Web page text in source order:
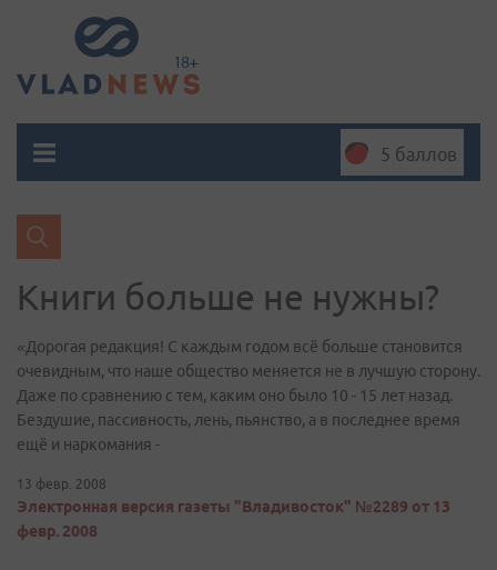
5 баллов
Книги больше не нужны?
«Дорогая редакция! С каждым годом всё больше становится
очевидным, что наше общество меняется не в лучшую сторону.
Даже по сравнению с тем, каким оно было 10 - 15 лет назад.
Бездушие, пассивность, лень, пьянство, а в последнее время
ещё и наркомания -
13 февр. 2008
Электронная версия газеты "Владивосток" №2289 от 13
февр. 2008